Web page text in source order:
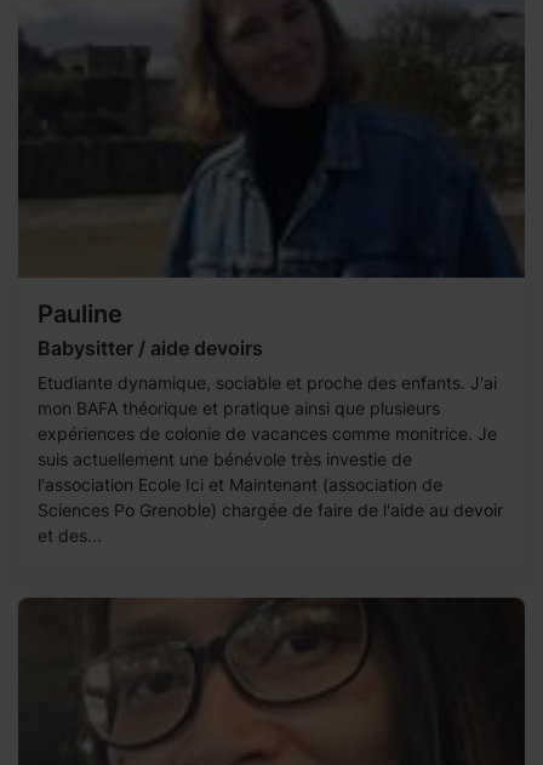
Pauline
Babysitter / aide devoirs
Etudiante dynamique, sociable et proche des enfants. J'ai
mon BAFA théorique et pratique ainsi que plusieurs
expériences de colonie de vacances comme monitrice. Je
suis actuellement une bénévole très investie de
l'association Ecole Ici et Maintenant (association de
Sciences Po Grenoble) chargée de faire de l'aide au devoir
et des...